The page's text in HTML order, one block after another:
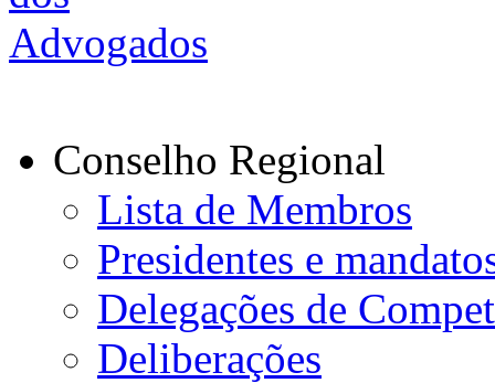
Conselho Regional
Lista de Membros
Presidentes e
Delegações de
Deliberações